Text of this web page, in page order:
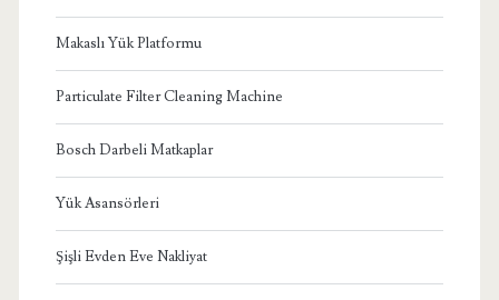
Makaslı Yük Platformu
Particulate Filter Cleaning Machine
Bosch Darbeli Matkaplar
Yük Asansörleri
Şişli Evden Eve Nakliyat